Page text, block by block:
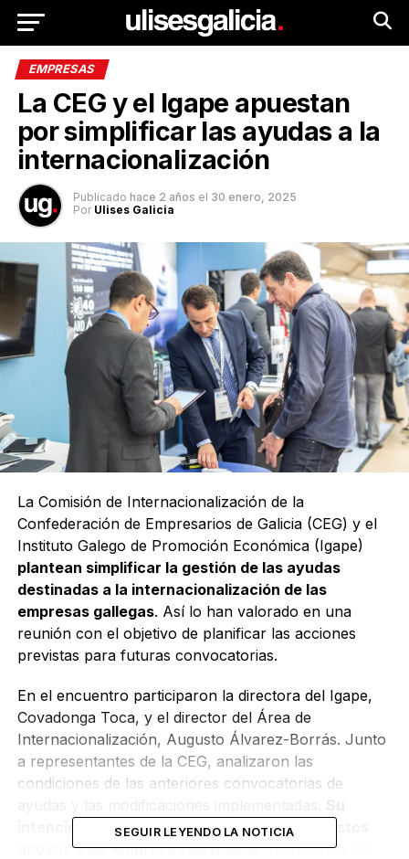
EMPRESAS
La CEG y el Igape apuestan
por simplificar las ayudas a la
internacionalización
Publicado hace 2 años el 30 enero, 2025
Por Ulises Galicia
La Comisión de Internacionalización de la
Confederación de Empresarios de Galicia (CEG) y el
Instituto Galego de Promoción Económica (Igape)
plantean simplificar la gestión de las ayudas
destinadas a la internacionalización de las
empresas gallegas. Así lo han valorado en una
reunión con el objetivo de planificar las acciones
previstas para futuras convocatorias.
En el encuentro participaron la directora del Igape,
Covadonga Toca, y el director del Área de
Internacionalización, Augusto Álvarez-Borrás. Junto
a representantes de la CEG, analizaron las
condiciones de las anteriores convocatorias de
intención es agilizar y facilitar el acceso a estos
apoyos a las empresas de Galicia, reduciendo las
SEGUIR LEYENDO LA NOTICIA